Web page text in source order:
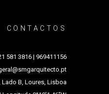
CONTACTOS
1 581 3816 | 969411156
eral@smgarquitecto.pt
Lado B, Loures, Lisboa